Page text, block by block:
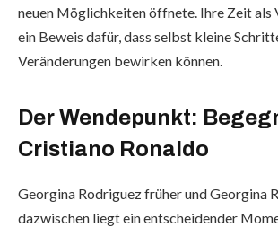
neuen Möglichkeiten öffnete. Ihre Zeit als
ein Beweis dafür, dass selbst kleine
Veränderungen bewirken können.
Der Wendepunkt:
Cristiano Ronaldo
Georgina Rodriguez früher und Georgina
dazwischen liegt ein entscheidender